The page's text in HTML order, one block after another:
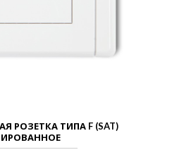
РОЗЕТКА ТИПА F (SAT)